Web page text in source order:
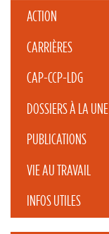
ACTION
CARRIÈRES
CAP-CCP-LDG
DOSSIERS À LA UNE
PUBLICATIONS
VIE AU TRAVAIL
INFOS UTILES